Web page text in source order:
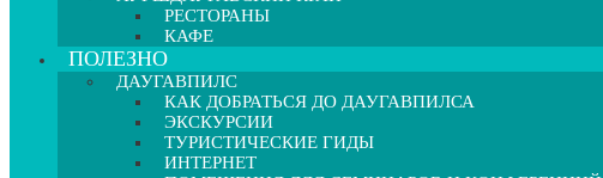
РЕСТОРАНЫ
КАФЕ
ПОЛЕЗНО
ДАУГАВПИЛС
КАК ДОБРАТЬСЯ ДО ДАУГАВПИЛСА
ЭКСКУРСИИ
ТУРИСТИЧЕСКИЕ ГИДЫ
ИНТЕРНЕТ